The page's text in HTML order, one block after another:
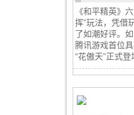
《和平精英》
挥”玩法，凭借
了如潮好评。
腾讯游戏首位
“花傲天”正式登